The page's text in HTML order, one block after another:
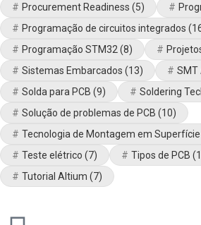
Procurement Readiness (5)
Programação de circuitos integrados
Programação STM32 (8)
Sistemas Embarcados (13) SMT
Solda para PCB (9) Soldering
Solução de problemas de PCB (10)
Tecnologia de Montagem em Superfície
Teste elétrico (7) Tipos de PCB
Tutorial Altium (7)